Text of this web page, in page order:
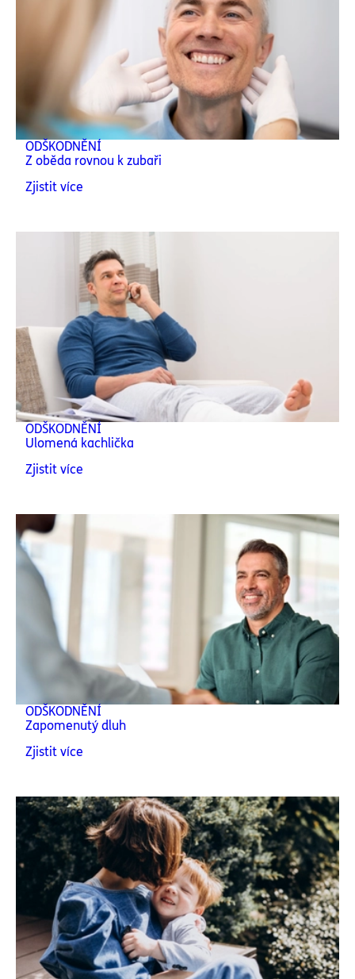
ODŠKODNĚNÍ
Z oběda rovnou k zubaři
Zjistit více
ODŠKODNĚNÍ
Ulomená kachlička
Zjistit více
ODŠKODNĚNÍ
Zapomenutý dluh
Zjistit více